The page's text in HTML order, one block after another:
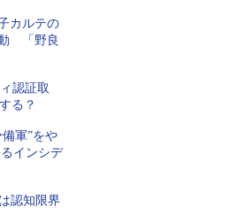
カルテの
「野良
認証取
る？
備軍”をや
インシデ
認知限界